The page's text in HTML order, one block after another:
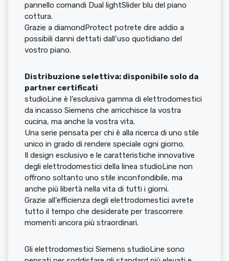
pannello comandi Dual lightSlider blu del piano
cottura.
Grazie a diamondProtect potrete dire addio a
possibili danni dettati dall‘uso quotidiano del
vostro piano.
Distribuzione selettiva: disponibile solo da
partner certificati
studioLine è l‘esclusiva gamma di elettrodomestici
da incasso Siemens che arricchisce la vostra
cucina, ma anche la vostra vita.
Una serie pensata per chi è alla ricerca di uno stile
unico in grado di rendere speciale ogni giorno.
Il design esclusivo e le caratteristiche innovative
degli elettrodomestici della linea studioLine non
offrono soltanto uno stile inconfondibile, ma
anche più libertà nella vita di tutti i giorni.
Grazie all‘efficienza degli elettrodomestici avrete
tutto il tempo che desiderate per trascorrere
momenti ancora più straordinari.
Gli elettrodomestici Siemens studioLine sono